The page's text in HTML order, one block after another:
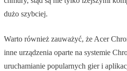
dużo szybciej.
Warto również zauważyć, że Acer
inne urządzenia oparte na systemie
uruchamianie popularnych gier i